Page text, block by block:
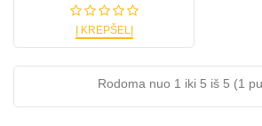
Į KREPŠELĮ
Rodoma nuo 1 iki 5 iš 5 (1